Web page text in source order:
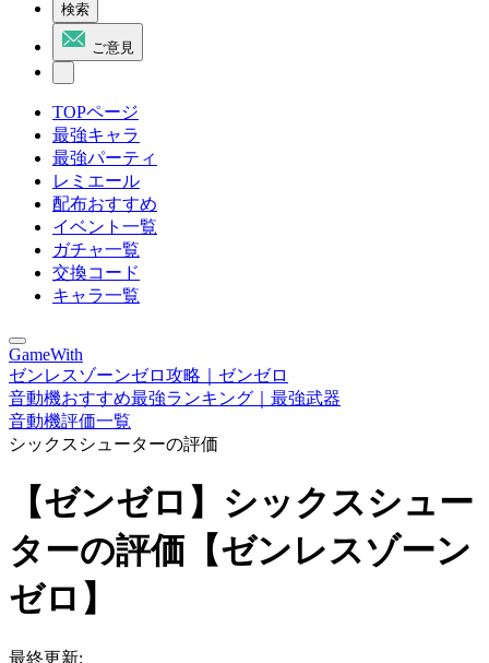
検索
ご意見
TOPページ
最強キャラ
最強パーティ
レミエール
配布おすすめ
イベント一覧
ガチャ一覧
交換コード
キャラ一覧
GameWith
ゼンレスゾーンゼロ攻略｜ゼンゼロ
音動機おすすめ最強ランキング｜最強武器
音動機評価一覧
シックスシューターの評価
【ゼンゼロ】シックスシュー
ターの評価【ゼンレスゾーン
ゼロ】
最終更新: